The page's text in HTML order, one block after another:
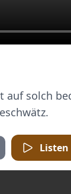
auf solch
Listen